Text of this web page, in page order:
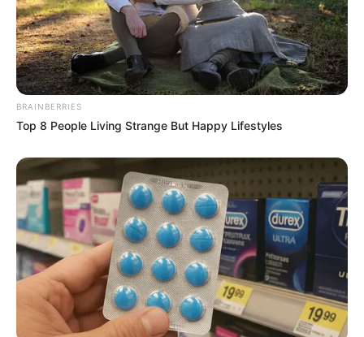
BRAINBERRIES
Top 8 People Living Strange But Happy Lifestyles